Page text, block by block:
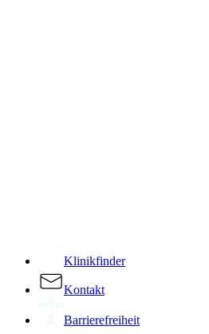
Klinikfinder
Kontakt
Barrierefreiheit